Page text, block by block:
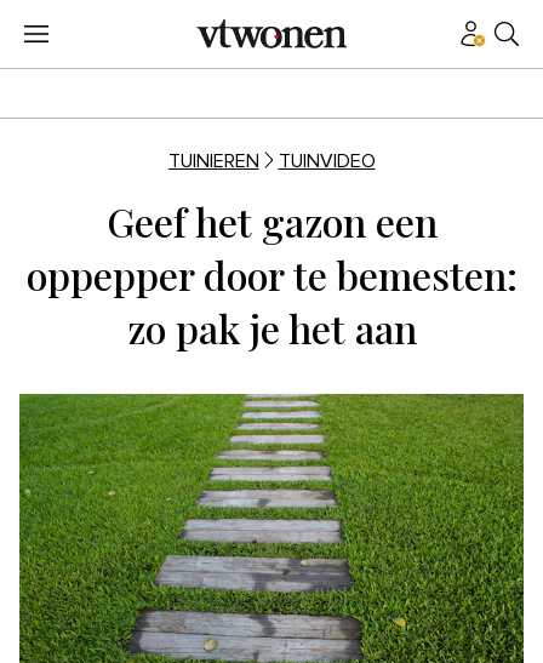
TUINIEREN TUINVIDEO
Geef het gazon een
oppepper door te bemesten:
zo pak je het aan